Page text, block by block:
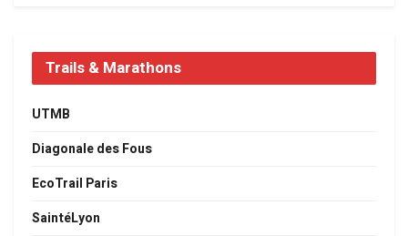
Trails & Marathons
UTMB
Diagonale des Fous
EcoTrail Paris
SaintéLyon